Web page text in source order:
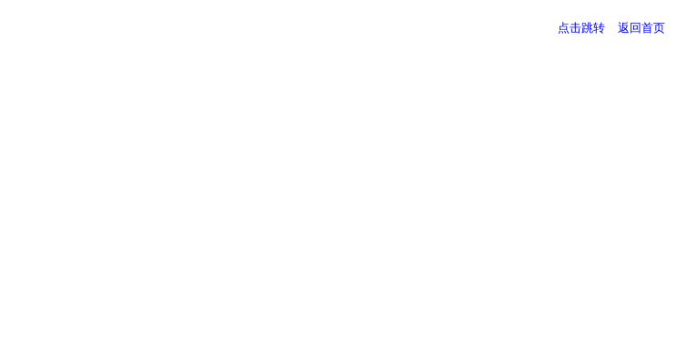
点击跳转 返回首页